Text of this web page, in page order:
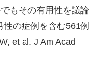
もその有用性を議論
の症例を含む561例
et al. J Am Acad